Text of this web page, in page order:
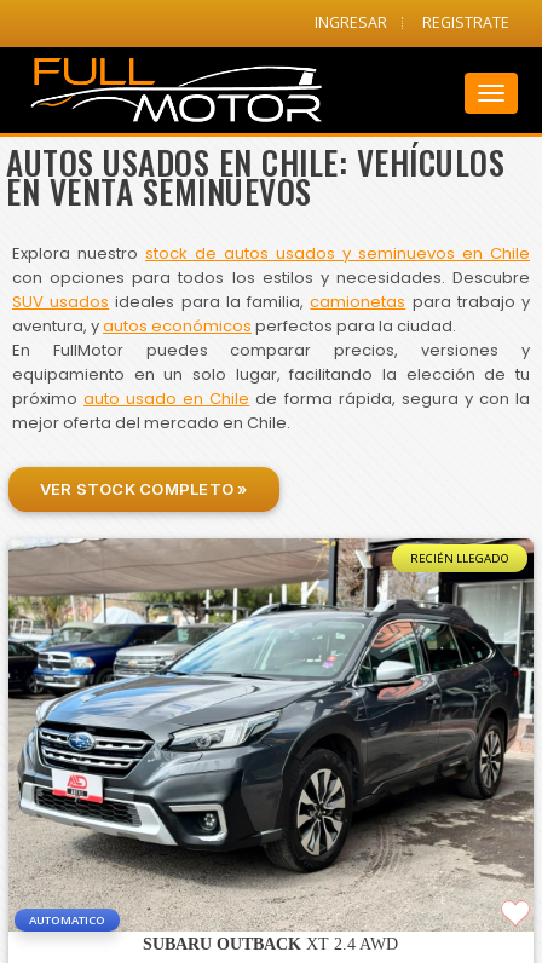
INGRESAR REGISTRATE
AUTOS USADOS EN CHILE: VEHÍCULOS
EN VENTA SEMINUEVOS
Explora nuestro stock de autos usados y seminuevos en Chile
con opciones para todos los estilos y necesidades. Descubre
SUV usados ideales para la familia,camionetas para trabajo y
aventura, yautos económicos perfectos para la ciudad.
En FullMotor puedes comparar precios, versiones y
equipamiento en un solo lugar, facilitando la elección de tu
próximoauto usado en Chile de forma rápida, segura y con la
mejor oferta del mercado en Chile.
VER STOCK COMPLETO »
RECIÉN LLEGADO
AUTOMATICO
SUBARU OUTBACK XT 2.4 AWD